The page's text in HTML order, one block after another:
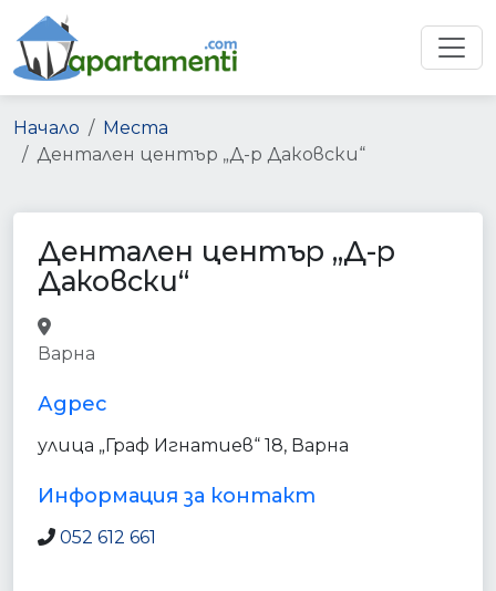
Начало
Места
Дентален център „Д-р Даковски“
Дентален център „Д-р
Даковски“
Варна
Адрес
улица „Граф Игнатиев“ 18, Варна
Информация за контакт
052 612 661